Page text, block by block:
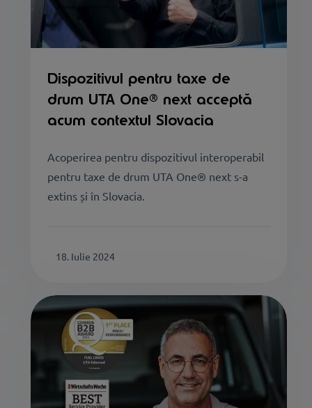
Dispozitivul pentru taxe de
drum UTA One® next acceptă
acum contextul Slovacia
Acoperirea pentru dispozitivul interoperabil
pentru taxe de drum UTA One® next s-a
extins și în Slovacia.
18. Iulie 2024